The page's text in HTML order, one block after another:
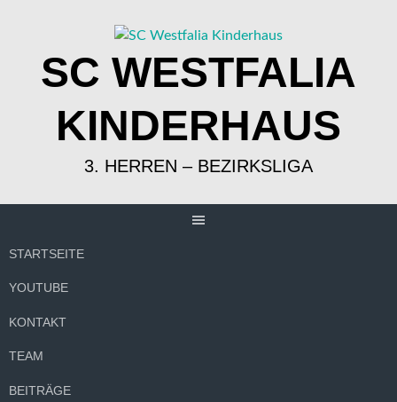
SC WESTFALIA
KINDERHAUS
3. HERREN – BEZIRKSLIGA
STARTSEITE
YOUTUBE
KONTAKT
TEAM
BEITRÄGE